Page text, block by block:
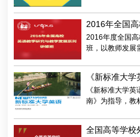
2016年全国高
教学发展系列
2016年度全国
班，以教师发展
《新标准大学
《新标准大学
南》为指导，教
全国高等学校